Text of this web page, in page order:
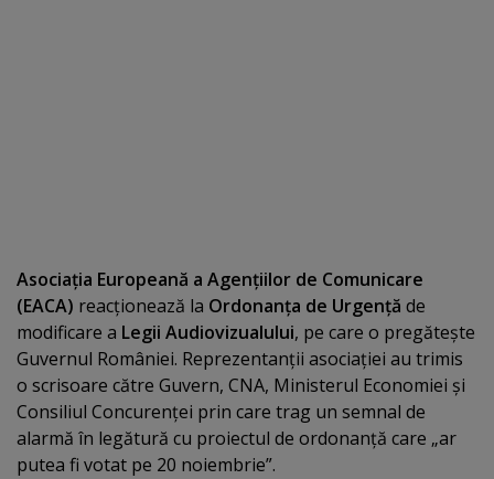
Asociaţia Europeană a Agenţiilor de Comunicare
(EACA) reacţionează la Ordonanţa de Urgenţă de
modificare a Legii Audiovizualului, pe care o pregăteşte
Guvernul României. Reprezentanţii asociaţiei au trimis
o scrisoare către Guvern, CNA, Ministerul Economiei şi
Consiliul Concurenţei prin care trag un semnal de
alarmă în legătură cu proiectul de ordonanţă care „ar
putea fi votat pe 20 noiembrie”.